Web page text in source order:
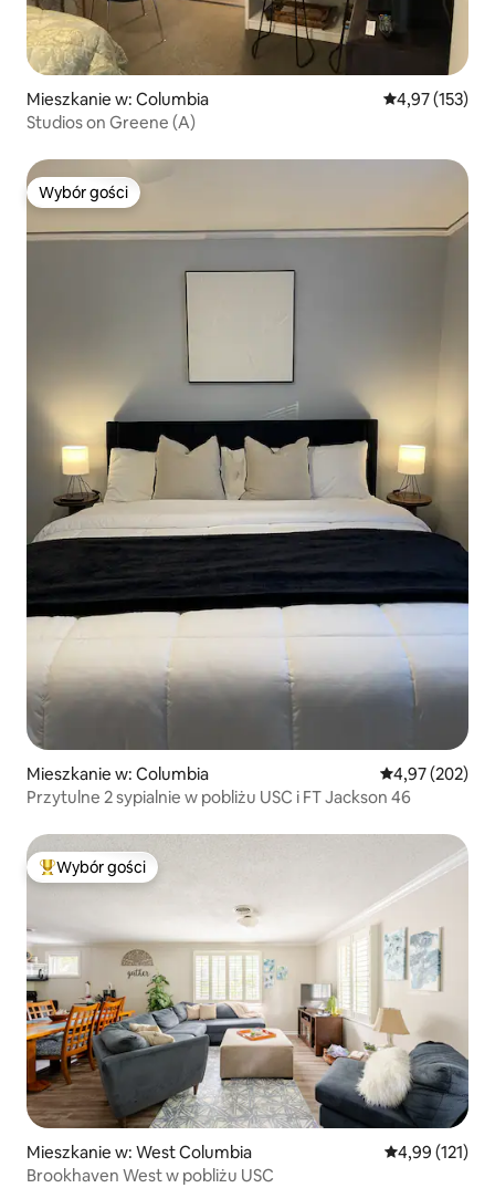
Mieszkanie w: Columbia Średnia
4,97 (153)
Studios on Greene (A)
Wybór gości
Wybór gości
Mieszkanie w: Columbia Średnia
4,97 (202)
Przytulne 2 sypialnie w pobliżu USC i FT Jackson 46
Najpopularniejsze z kategorii Wybór gości
Wybór gości
Mieszkanie w: West Columbia Średnia
4,99 (121)
Brookhaven West w pobliżu USC